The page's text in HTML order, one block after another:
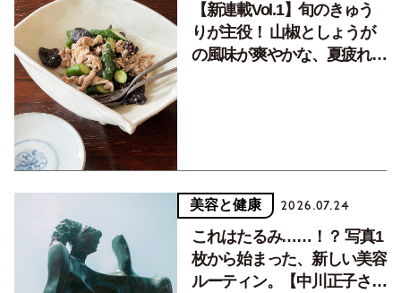
【新連載Vol.1】旬のきゅう
りが主役！ 山椒としょうが
の風味が爽やかな、夏疲れを
美容と健康 2026.07.24
これはたるみ……！？ 写真1
枚から始まった、新しい美容
ルーティン。【中川正子さん